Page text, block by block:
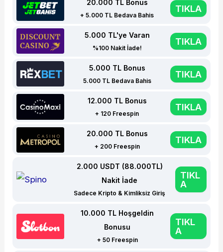
20.000 TL Bonus
+ 5.000 TL Bedava Bahis
TIKLA
5.000 TL'ye Varan
%100 Nakit İade!
TIKLA
5.000 TL Bonus
5.000 TL Bedava Bahis
TIKLA
12.000 TL Bonus
+ 120 Freespin
TIKLA
20.000 TL Bonus
+ 200 Freespin
TIKLA
2.000 USDT (88.000TL)
Nakit İade
Sadece Kripto & Kimliksiz Giriş
TIKL
A
10.000 TL Hoşgeldin
Bonusu
+ 50 Freespin
TIKL
A